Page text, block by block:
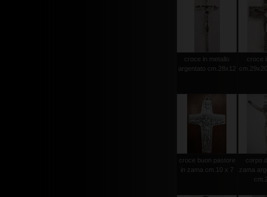
croce in metallo
argentato cm.28x12
croce
croce buon pastore
in zama cm.10 x 7
corpo
zama